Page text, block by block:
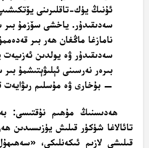
ئۇنىڭ يۈك-تاقلىرىنى
سەدىقىدۇر. ياخشى سۆزمۇ بىر
نامازغا ماڭغان ھەر بىر
سەدىقىدۇر ۋە يولدىن ئەزىيەت
بىرەر نەرسىنى ئېلىۋېتىشمۇ
— بۇخارى ۋە مۇسلىم رىۋايەت
ھەدىسنىڭ مۇھىم نۇقتىسى:
تائالاغا شۈكۈر قىلىش يۈزىسىدىن
قىلىشى لازىم ئىكەنلىكى،